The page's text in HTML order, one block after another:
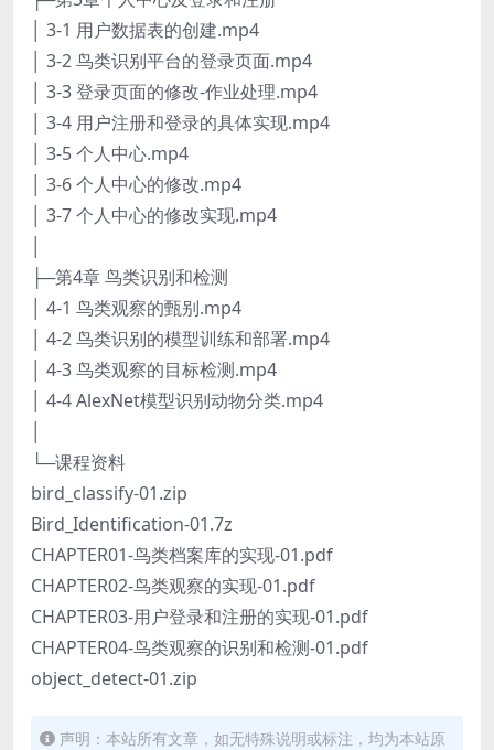
│ 3-1 用户数据表的创建.mp4
│ 3-2 鸟类识别平台的登录页面.mp4
│ 3-3 登录页面的修改-作业处理.mp4
│ 3-4 用户注册和登录的具体实现.mp4
│ 3-5 个人中心.mp4
│ 3-6 个人中心的修改.mp4
│ 3-7 个人中心的修改实现.mp4
├─第4章 鸟类识别和检测
│ 4-1 鸟类观察的甄别.mp4
│ 4-2 鸟类识别的模型训练和部署.mp4
│ 4-3 鸟类观察的目标检测.mp4
│ 4-4 AlexNet模型识别动物分类.mp4
└─课程资料
bird_classify-01.zip
Bird_Identification-01.7z
CHAPTER01-鸟类档案库的实现-01.pdf
CHAPTER02-鸟类观察的实现-01.pdf
CHAPTER03-用户登录和注册的实现-01.pdf
CHAPTER04-鸟类观察的识别和检测-01.pdf
object_detect-01.zip
声明：本站所有文章，如无特殊说明或标注，均为本站原